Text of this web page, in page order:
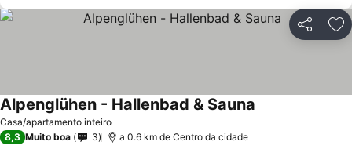
Partilhar
Casa/apartamento inteiro
Alpenglühen - Hallenbad & Sauna
8,3 Muito boa 3 a 0.6 km de Centro da cidade